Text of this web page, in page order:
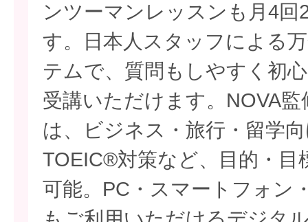
ンツーマンレッスンも月4回
す。日本人スタッフによる
テムで、質問もしやすく初
受講いただけます。NOVA
は、ビジネス・旅行・留学
TOEIC®対策など、目的・目
可能。PC・スマートフォン